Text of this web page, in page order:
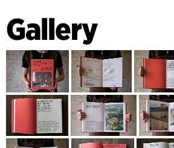
Gallery